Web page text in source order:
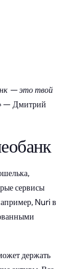
— это твой
— Дмитрий
сервисы
Nuri в
держать